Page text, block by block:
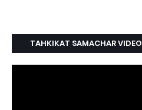
TAHKIKAT SAMACHAR VIDEO